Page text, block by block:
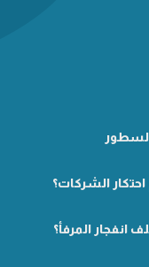
احتكار الشركات؟
المرفأ؟